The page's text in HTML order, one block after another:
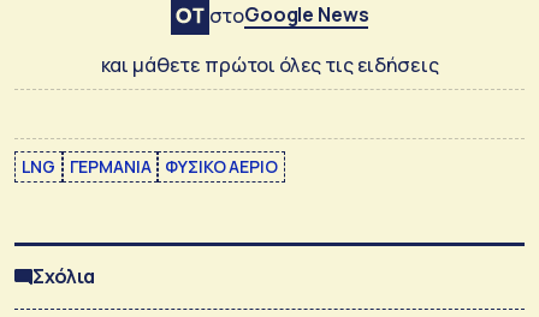
στοGoogle News
και μάθετε πρώτοι όλες τις ειδήσεις
LNG ΓΕΡΜΑΝΙΑ ΦΥΣΙΚΟ ΑΕΡΙΟ
Σχόλια